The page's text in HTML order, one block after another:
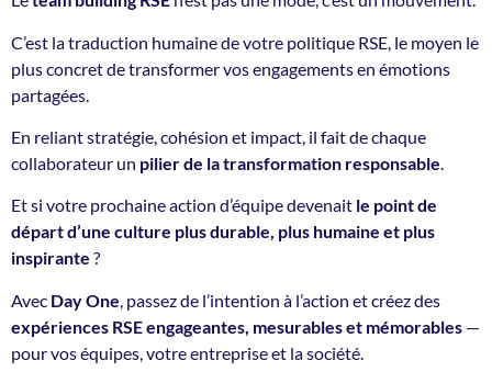
C’est la traduction humaine de votre politique RSE, le moyen le
plus concret de transformer vos engagements en émotions
partagées.
En reliant stratégie, cohésion et impact, il fait de chaque
collaborateur un pilier de la transformation responsable.
Et si votre prochaine action d’équipe devenait le point de
départ d’une culture plus durable, plus humaine et plus
inspirante ?
Avec Day One , passez de l’intention à l’action et créez des
expériences RSE engageantes, mesurables et mémorables —
pour vos équipes, votre entreprise et la société.